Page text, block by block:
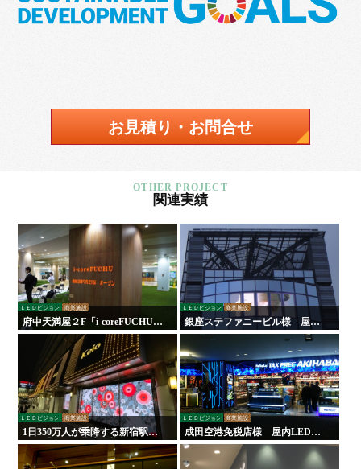
お見積り・お問合せ
関連実績
ＬＥＤビジョン 商業施設
府中天満屋２F「i-coreFUCHU」
様 LED木目ウォール 他
ＬＥＤビジョン 商業施設
銀座ステファニービル様 屋外
ＬＥＤビジョン
ＬＥＤビジョン 商業施設
1日350万人が乗降する新宿駅に
ある『京王百貨店』様にLEDビ
ジョンを設置いたしました！
ＬＥＤビジョン 商業施設
成田空港免税店様 屋内LEDビ
ジョン